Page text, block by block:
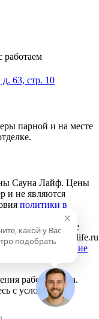
работаем
63, стр. 10
парной и на месте
Сауна Лайф. Цены
и не являются
политики в
когда оставляете
на сайте sauna-life.ru
соглашение
работы сайта.
с условиями
×
какой у Вас
подобрать